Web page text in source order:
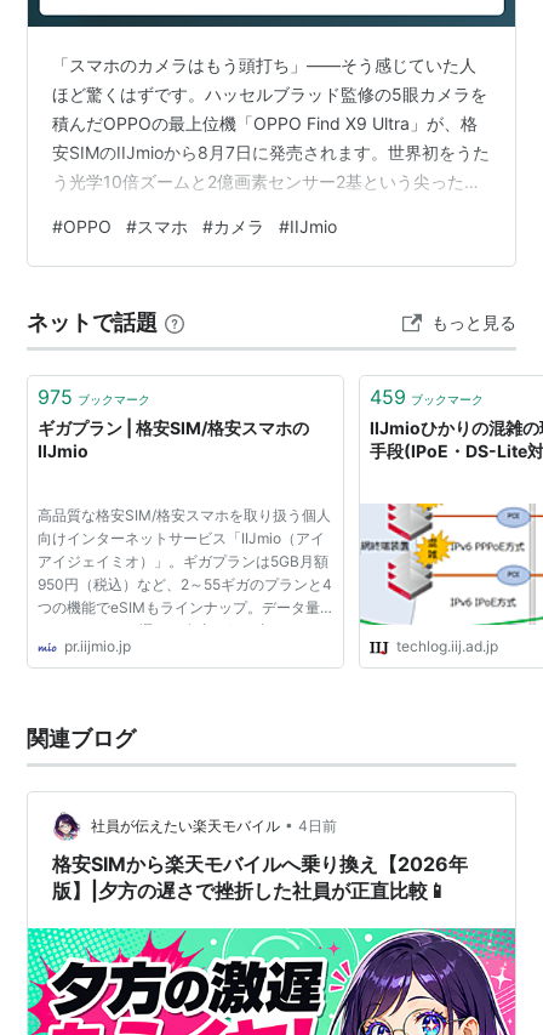
月額975円
バンドルクーポン1000MB分
SIMカードは1枚
ライトスタートプラン
ファミリーシェアプラン
月額2768円
バンドルクーポン3000MB分
SIMカードは最大3枚
クーポンは共用
ウェルカムパック
Q. ウェルカムパックとはなんですか?
をするだけですぐに使えるIIJmio高速モバイ
IIJmioウェルカムパック for イオン
イオングループの一部店舗ではSIMカードを先に用意
し、その後の申し込みでサービスが利用できるパッケー
ジが販売されている。
この方法で申し込む場合は、パッケージの購入を以て上
記の初期費用の支払いとなる。
また、2013年6月14日からはビックカメラグループでも
「スマホのカメラはもう頭打ち」——そう感じていた人
ほど驚くはずです。ハッセルブラッド監修の5眼カメラを
積んだOPPOの最上位機「OPPO Find X9 Ultra」が、格
安SIMのIIJmioから8月7日に発売されます。世界初をうた
う光学10倍ズームと2億画素センサー2基という尖ったス
記事では、発売情報と価格、そして肝心のカメラ性能
を、専門用語を噛み砕きながら整理します。 OPPO Find
Find X9 Ultraは2026年7月8日に日本で正式発売され、メ
ーカー直販価…
#OPPO #スマホ #カメラ #IIJmio
ネットで話題 もっと見る
975 ブックマーク
ギガプラン | 格安SIM/格安スマホの
IIJmio
高品質な格安SIM/格安スマホを取り扱う個人
向けインターネットサービス「IIJmio（アイ
アイジェイミオ）」。ギガプランは5GB月額
950円（税込）など、2～55ギガのプランと4
つの機能でeSIMもラインナップ。データ量
もシェアできて選べる自由な組み合わせ。
pr.iijmio.jp
459 ブックマーク
IIJmioひかりの混雑
手段(IPoE・DS-Lite
techlog.iij.ad.jp
関連ブログ
社員が伝えたい楽天モバイル • 4日前
格安SIMから楽天モバイルへ乗り換え【2026年
版】|夕方の遅さで挫折した社員が正直比較📱